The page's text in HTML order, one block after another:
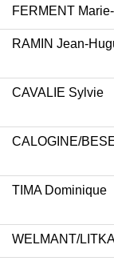
FERMENT
RAMIN Jean-
CAVALIE Sylvie
CALOGINE/
TIMA Dominique
WELMANT/